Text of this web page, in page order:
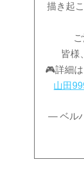
描き起
皆様
🎮詳細
山田
— ベル